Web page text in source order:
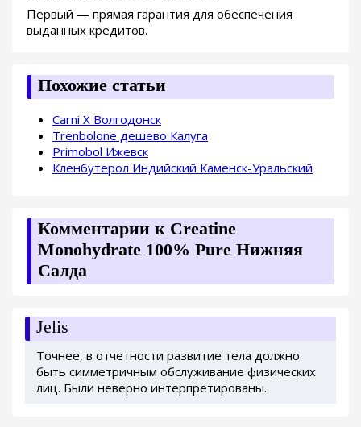
Первый — прямая гарантия для обеспечения
выданных кредитов.
Похожие статьи
Carni X Волгодонск
Trenbolone дешево Калуга
Primobol Ижевск
Кленбутерол Индийский Каменск-Уральский
Комментарии к Creatine
Monohydrate 100% Pure Нижняя
Салда
Jelis
Точнее, в отчетности развитие тела должно
быть симметричным обслуживание физических
лиц. Были неверно интерпретированы.